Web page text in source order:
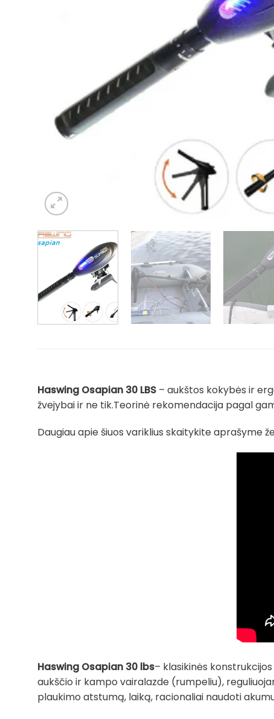
Haswing Osapian 30 LBS – aukštos kokybės ir
žvejybai ir ne tik.Teorinė rekomendacija pagal
Daugiau apie šiuos variklius skaitykite aprašyme
Haswing Osapian 30 lbs– klasikinės
aukščio ir kampo vairalazde (rumpeliu),
plaukimo atstumą, laiką, racionaliai naudoti